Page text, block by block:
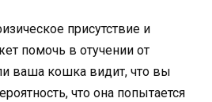
присутствие и
помочь в отучении от
ваша кошка видит, что вы
что она попытается